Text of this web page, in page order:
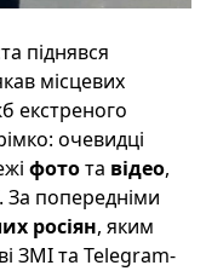
піднявся
місцевих
екстреного
очевидці
фотота відео,
За попередніми
росіян, яким
ЗМІ та Telegram-